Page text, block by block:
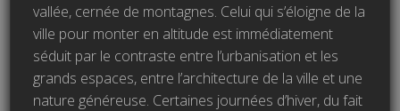
vallée, cernée de montagnes. Celui qui s’éloigne de la
ville pour monter en altitude est immédiatement
séduit par le contraste entre l’urbanisation et les
grands espaces, entre l’architecture de la ville et une
nature généreuse. Certaines journées d’hiver, du fait